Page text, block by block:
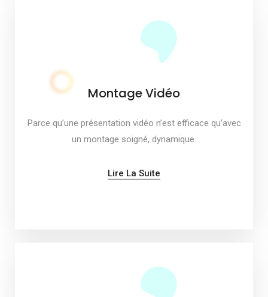
Montage Vidéo
Parce qu’une présentation vidéo n’est efficace qu’avec
un montage soigné, dynamique.
Lire La Suite